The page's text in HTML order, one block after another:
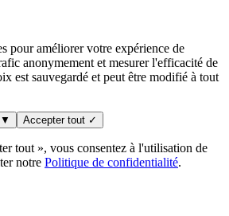
pour améliorer votre expérience de
anonymement et mesurer l'efficacité de
est sauvegardé et peut être modifié à tout
▼ Accepter tout ✓
tout », vous consentez à l'utilisation de
notre Politique de confidentialité.